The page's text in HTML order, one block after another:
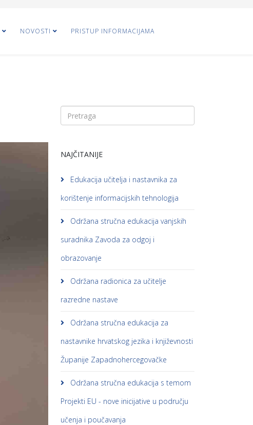
NOVOSTI PRISTUP INFORMACIJAMA
NAJČITANIJE
Edukacija učitelja i nastavnika za
korištenje informacijskih tehnologija
Održana stručna edukacija vanjskih
suradnika Zavoda za odgoj i
obrazovanje
Održana radionica za učitelje
razredne nastave
Održana stručna edukacija za
nastavnike hrvatskog jezika i književnosti
Županije Zapadnohercegovačke
Održana stručna edukacija s temom
Projekti EU - nove inicijative u području
učenja i poučavanja